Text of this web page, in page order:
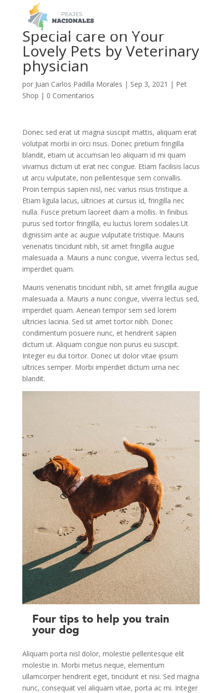
Special care on Your
Lovely Pets by Veterinary
physician
por Juan Carlos Padilla Morales | Sep 3, 2021 | Pet
Shop | 0 Comentarios
Donec sed erat ut magna suscipit mattis, aliquam erat
volutpat morbi in orci risus. Donec pretium fringilla
blandit, etiam ut accumsan leo aliquam id mi quam
vivamus dictum ut erat nec congue. Etiam facilisis lacus
ut arcu vulputate, non pellentesque sem convallis.
Proin tempus sapien nisl, nec varius risus tristique a.
Etiam ligula lacus, ultricies at cursus id, fringilla nec
nulla. Fusce pretium laoreet diam a mollis. In finibus
purus sed tortor fringilla, eu luctus lorem sodales.Ut
dignissim ante ac augue vulputate tristique. Mauris
venenatis tincidunt nibh, sit amet fringilla augue
malesuada a. Mauris a nunc congue, viverra lectus sed,
imperdiet quam.
Mauris venenatis tincidunt nibh, sit amet fringilla augue
malesuada a. Mauris a nunc congue, viverra lectus sed,
imperdiet quam. Aenean tempor sem sed lorem
ultricies lacinia. Sed sit amet tortor nibh. Donec
condimentum posuere nunc, et hendrerit sapien
dictum ut. Aliquam congue non purus eu suscipit.
Integer eu dui tortor. Donec ut dolor vitae ipsum
ultrices semper. Morbi imperdiet dictum urna nec
blandit.
Four tips to help you train
your dog
Aliquam porta nisl dolor, molestie pellentesque elit
molestie in. Morbi metus neque, elementum
ullamcorper hendrerit eget, tincidunt et nisi. Sed magna
nunc, consequat vel aliquam vitae, porta ac mi. Integer